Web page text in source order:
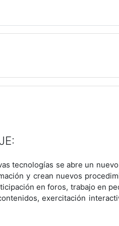
tecnologías se abre un
y crean nuevos
en foros, trabajo en
exercitación